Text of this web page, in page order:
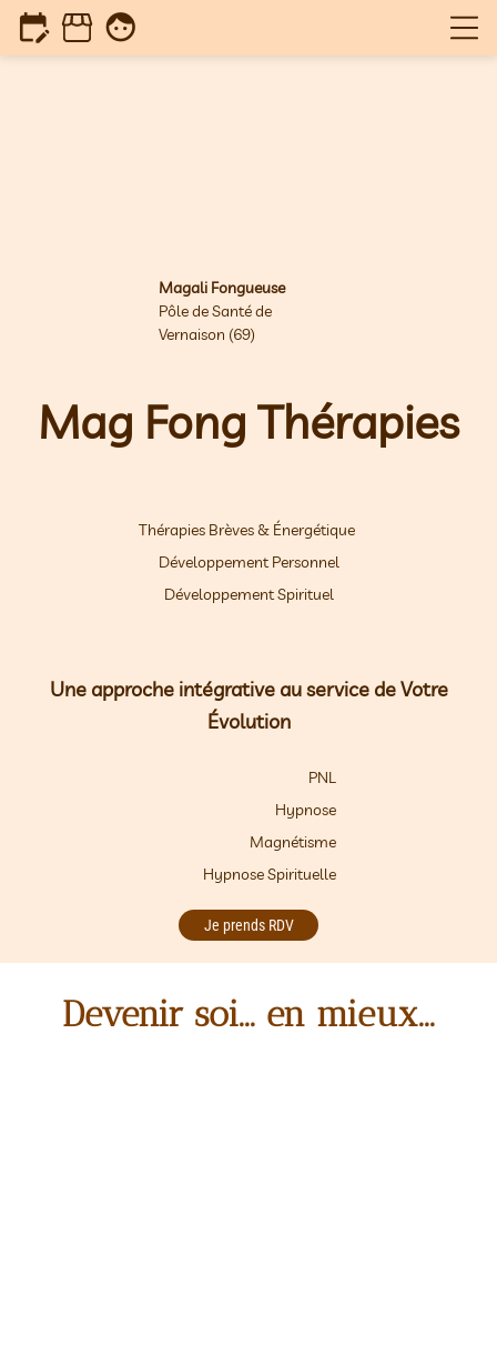
Magali Fongueuse
Pôle de Santé de
Vernaison (69)
Mag Fong Thérapies
Thérapies Brèves & Énergétique
Développement Personnel
Développement Spirituel
Une approche intégrative au service de Votre
Évolution
PNL
Hypnose
Magnétisme
Hypnose Spirituelle
Je prends RDV
Devenir soi... en mieux...
edit_calendar face